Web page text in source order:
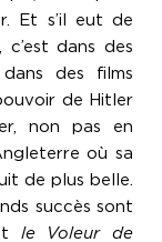
Et s’il eut de
dans des
des films
de Hitler
non pas en
où sa
de plus belle.
succès sont
le Voleur de